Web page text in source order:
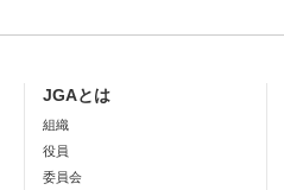
JGAとは
組織
役員
委員会